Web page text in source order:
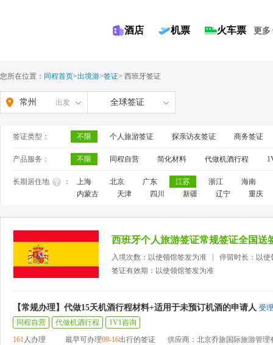
酒店 机票 火车票 更多
您所在位置： 同程首页>出境游>签证> 西班牙签证
常州 出发 全球签证
签证类型： 不限 个人旅游签证 探亲访友签证 商务签证
产品服务： 不限 同程自营 简化材料 代做机酒行程
长期居住地 ： 上海 北京 广东 江苏 浙江
海南
内蒙古
天津 四川 新疆 辽宁 重庆
西班牙个人旅游签证常规签证全国送
入境次数：以使领馆签发为准
停留时长：以使
签证有效期：以使领馆签发为准
【常规办理】代做15天机酒行程材料+适用于未预订机酒的申请人 受
同程自营
代做机酒行程
1V1咨询
161人办理 最早可办理09-16出行的签证 供应商：北京乔旅国际旅游管理